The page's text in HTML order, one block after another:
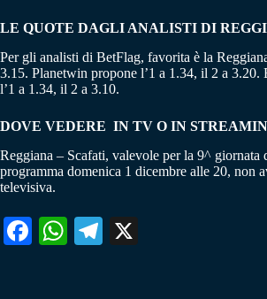
LE QUOTE DAGLI ANALISTI DI
Per gli analisti di BetFlag, favorita è la
3.15. Planetwin propone l’1 a 1.34, il 2 a 3.20.
l’1 a 1.34, il 2 a 3.10.
DOVE VEDERE IN TV O IN
Reggiana – Scafati, valevole per la 9^ giornata
programma domenica 1 dicembre alle 20, non
televisiva.
Fa W
Te